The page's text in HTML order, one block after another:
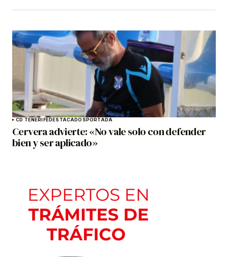
CD TENERIFEDESTACADOSPORTADA
Cervera advierte: «No vale solo con defender
bien y ser aplicado»